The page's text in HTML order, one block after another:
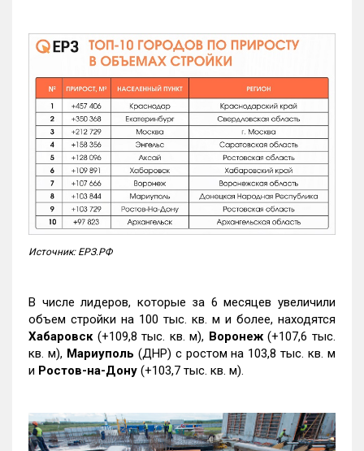
Источник: ЕРЗ.РФ
В числе лидеров, которые за 6 месяцев увеличили
объем стройки на 100 тыс. кв. м и более, находятся
Хабаровск (+109,8 тыс. кв. м), Воронеж(+107,6 тыс.
кв. м), Мариуполь (ДНР) с ростом на 103,8 тыс. кв. м
и Ростов-на-Дону (+103,7 тыс. кв. м).